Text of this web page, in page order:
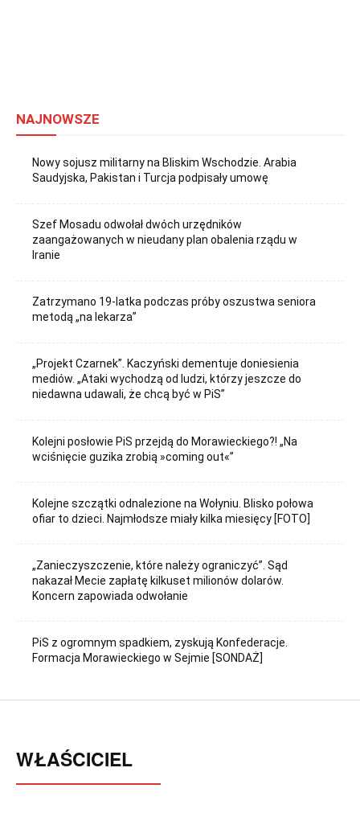
NAJNOWSZE
Nowy sojusz militarny na Bliskim Wschodzie. Arabia
Saudyjska, Pakistan i Turcja podpisały umowę
Szef Mosadu odwołał dwóch urzędników
zaangażowanych w nieudany plan obalenia rządu w
Iranie
Zatrzymano 19-latka podczas próby oszustwa seniora
metodą „na lekarza”
„Projekt Czarnek”. Kaczyński dementuje doniesienia
mediów. „Ataki wychodzą od ludzi, którzy jeszcze do
niedawna udawali, że chcą być w PiS”
Kolejni posłowie PiS przejdą do Morawieckiego?! „Na
wciśnięcie guzika zrobią »coming out«”
Kolejne szczątki odnalezione na Wołyniu. Blisko połowa
ofiar to dzieci. Najmłodsze miały kilka miesięcy [FOTO]
„Zanieczyszczenie, które należy ograniczyć”. Sąd
nakazał Mecie zapłatę kilkuset milionów dolarów.
Koncern zapowiada odwołanie
PiS z ogromnym spadkiem, zyskują Konfederacje.
Formacja Morawieckiego w Sejmie [SONDAŻ]
WŁAŚCICIEL